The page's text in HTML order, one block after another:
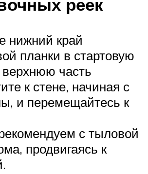
реек
нижний край
планки в стартовую
верхнюю часть
к стене, начиная с
и перемещайтесь к
с тыловой
продвигаясь к